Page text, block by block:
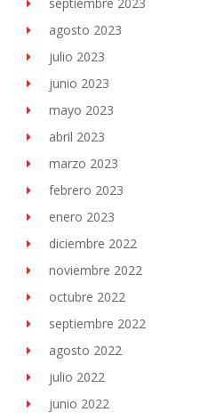
agosto 2023
julio 2023
junio 2023
mayo 2023
abril 2023
marzo 2023
febrero 2023
enero 2023
diciembre 2022
noviembre 2022
octubre 2022
septiembre 2022
agosto 2022
julio 2022
junio 2022